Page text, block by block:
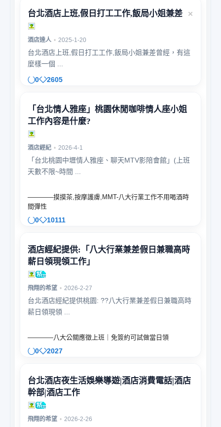
台北酒店上班,假日打工工作,飯局小姐兼差
酒店達人 • 2025-1-20
台北酒店上班,假日打工工作,飯局小姐兼差曾經，有這
麼樣一個 ...
0
2605
「台北情人雅座」桃園休閒咖啡情人座小姐
工作內容是什麼?
酒店經紀 • 2026-4-1
「台北桃園中壢情人雅座、聊天MTV影陪會館」(上班
天數不限~時間 ...
————摸摸茶,按摩護膚,MMT-八大行業工作不用喝酒時
間彈性
0 10111
酒店經紀提供:「八大行業兼差假日兼職高時
薪日領現領工作」
飛翔的希望 • 2026-2-27
台北酒店經紀提供桃園: ??八大行業兼差假日兼職高時
薪日領現領 ...
————八大公關應徵上班｜免簽約可試做當日領
0 2027
台北酒店夜生活娛樂導遊|酒店消費電話|酒店
幹部|酒店工作
飛翔的希望 • 2026-2-26